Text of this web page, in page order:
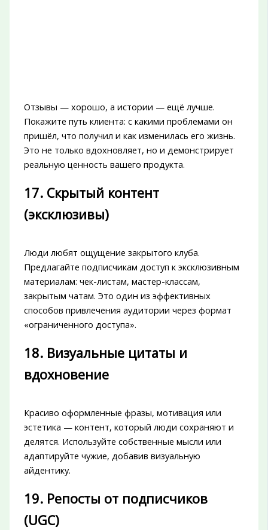
Отзывы — хорошо, а истории — ещё лучше.
Покажите путь клиента: с какими проблемами он
пришёл, что получил и как изменилась его жизнь.
Это не только вдохновляет, но и демонстрирует
реальную ценность вашего продукта.
17. Скрытый контент
(эксклюзивы)
Люди любят ощущение закрытого клуба.
Предлагайте подписчикам доступ к эксклюзивным
материалам: чек-листам, мастер-классам,
закрытым чатам. Это один из эффективных
способов привлечения аудитории через формат
«ограниченного доступа».
18. Визуальные цитаты и
вдохновение
Красиво оформленные фразы, мотивация или
эстетика — контент, который люди сохраняют и
делятся. Используйте собственные мысли или
адаптируйте чужие, добавив визуальную
айдентику.
19. Репосты от подписчиков
(UGC)